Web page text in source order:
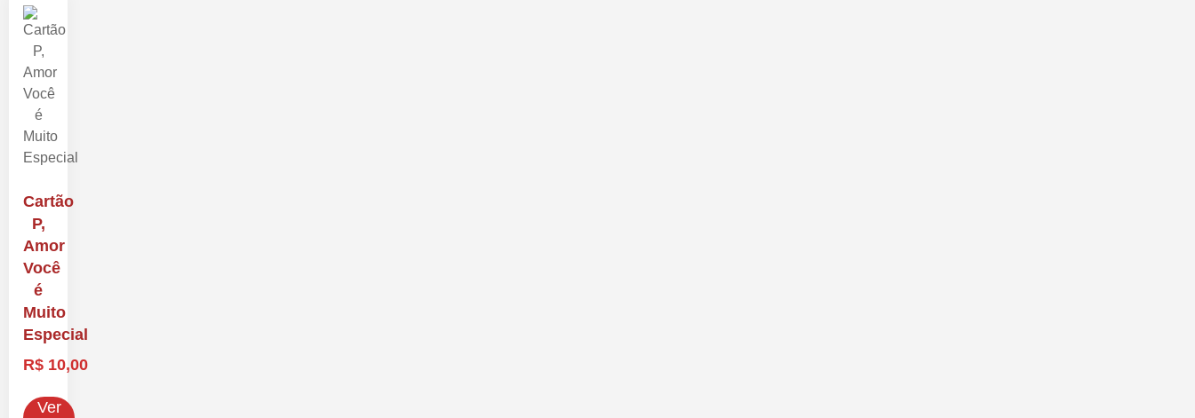
Cartão
P,
Amor
Você
é
Muito
Especial
R$ 10,00
Ver